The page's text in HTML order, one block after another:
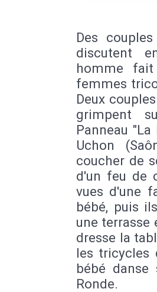
Des
discutent
homme
femmes
Deux
grimpent
Panneau
Uchon
coucher de
d'un feu de
vues d'une
bébé, puis
une terrasse
dresse la
les tricycles
bébé
Ronde.